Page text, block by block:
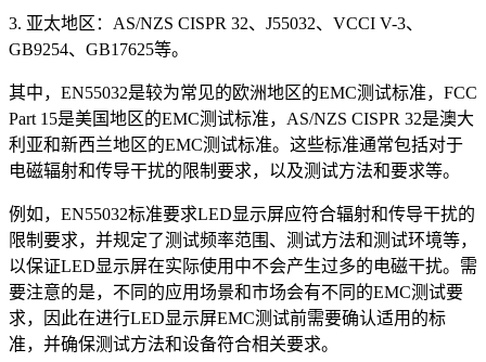
3. 亚太地区：AS/NZS CISPR 32、J55032、VCCI V-3、
GB9254、GB17625等。
其中，EN55032是较为常见的欧洲地区的EMC测试标准，FCC
Part 15是美国地区的EMC测试标准，AS/NZS CISPR 32是澳大
利亚和新西兰地区的EMC测试标准。这些标准通常包括对于
电磁辐射和传导干扰的限制要求，以及测试方法和要求等。
例如，EN55032标准要求LED显示屏应符合辐射和传导干扰的
限制要求，并规定了测试频率范围、测试方法和测试环境等，
以保证LED显示屏在实际使用中不会产生过多的电磁干扰。需
要注意的是，不同的应用场景和市场会有不同的EMC测试要
求，因此在进行LED显示屏EMC测试前需要确认适用的标
准，并确保测试方法和设备符合相关要求。